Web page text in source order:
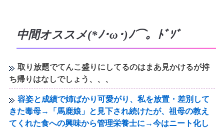
中間オススメ(*ﾉ･ω･)ﾉ⌒。ﾄﾞｿﾞ
取り放題でてんこ盛りにしてるのはまあ見かけるが持
ち帰りはなしでしょう、、、
容姿と成績で姉ばかり可愛がり、私を放置・差別して
きた毒母→「馬鹿娘」と見下され続けたが、祖母の教え
てくれた食への興味から管理栄養士に→今はニート化し